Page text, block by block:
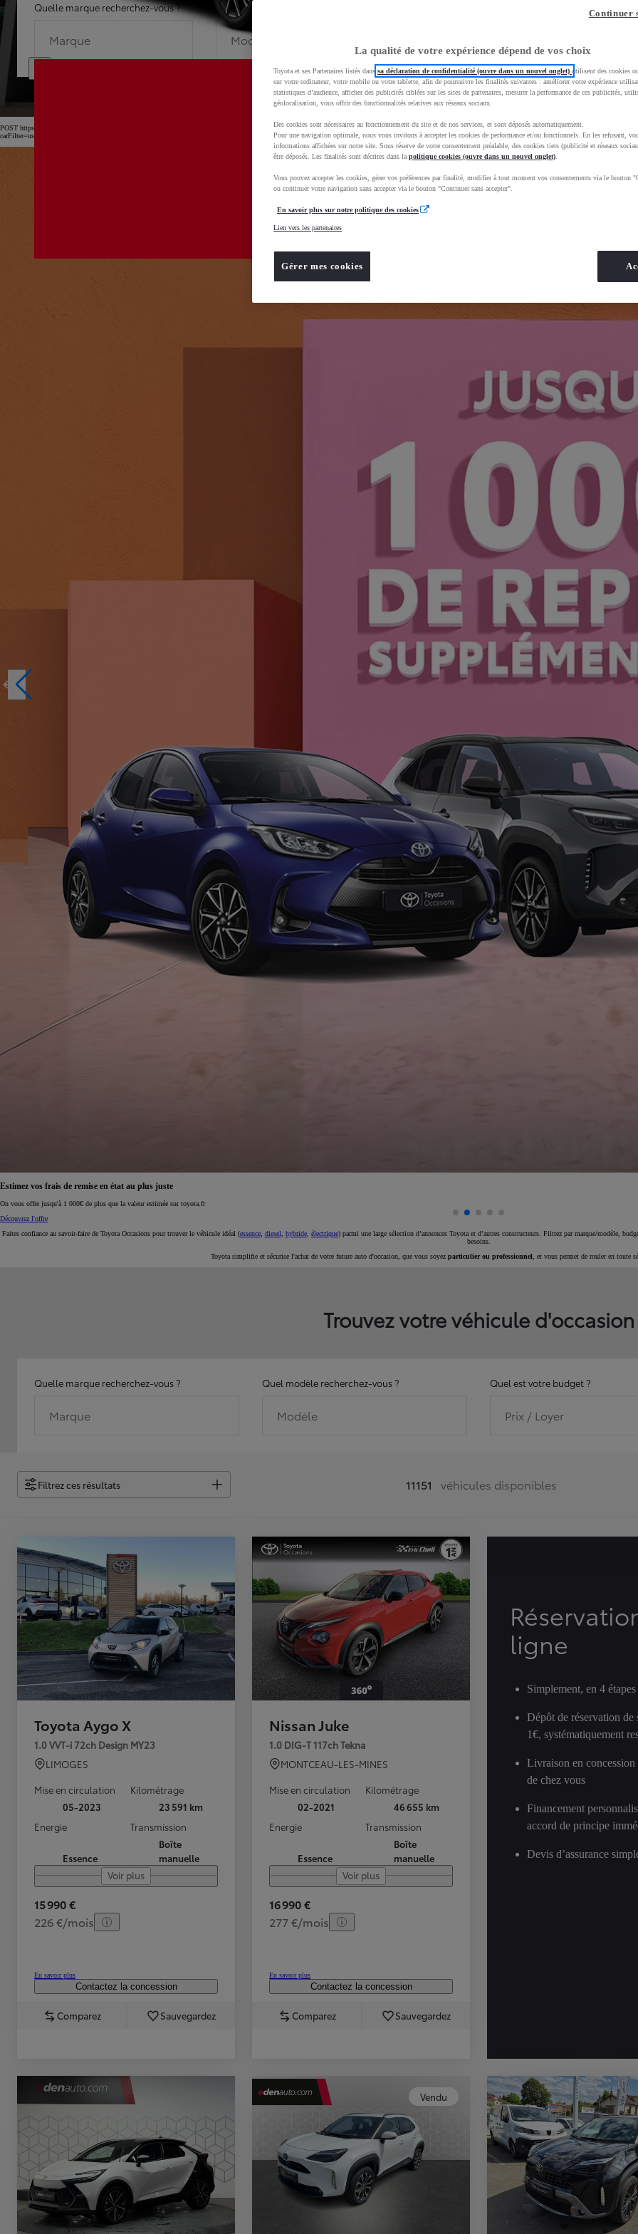
Nouvelle Yaris Cross
Disponible prochainement
TOYOTA C-HR
HYBRIDE OU HYBRIDE RECHARGEABLE
Quelle marque recherchez-vous ?
Marque
Quel modèle recherchez-vous ?
Modèle
Dans quelle
POST https://usc-webcomponents.toyota-europe.com/v1/car-filter-header/fr/fr?
Estimez vos frais de remise en état au plus juste
On vous offre jusqu'à 1 000€ de plus que la valeur estimée sur toyota.fr
Découvrez l'offre
Faites confiance au savoir-faire de Toyota Occasions pour trouver le véhicule idéal (essence, diesel hybride, électrique) parmi une large sélection d’annonces Toyota et d’autres constructeurs. Filtrez par marque/modèle,
besoins.
Toyota simplifie et sécurise l'achat de votre future auto d'occasion, que vous soyez particulier ou professionnel , et vous permet de rouler en toute
Trouvez votre véhicule d'occasion
Quelle marque recherchez-vous ?
Marque
Quel modèle recherchez-vous ?
Modèle
Quel est votre budget ?
Prix / Loyer
Filtrez ces résultats 11151 véhicules disponibles
Toyota Aygo X
1.0 VVT-i 72ch Design MY23
LIMOGES
Mise en circulation
05-2023
Kilométrage
23 591 km
Energie
Essence
Transmission
Boîte
manuelle
Voir plus
15 990 €
226 €/mois
En savoir plus
Contactez la concession
Comparez Sauvegardez
Nissan Juke
1.0 DIG-T 117ch Tekna
MONTCEAU-LES-MINES
Mise en circulation
02-2021
Kilométrage
46 655 km
Energie
Essence
Transmission
Boîte
manuelle
Voir plus
16 990 €
277 €/mois
En savoir plus
Contactez la concession
Comparez Sauvegardez
ligne
Simplement, en 4 étapes
Dépôt de réservation de
1€, systématiquement
Livraison en concession
de chez vous
Financement
accord de principe
Devis d’assurance
Vendu
La qualité de votre expérience dépend de vos choix
Toyota et ses Partenaires listés dans sa déclaration de confidentialité (ouvre dans un nouvel onglet) utilisent des cookies
sur votre ordinateur, votre mobile ou votre tablette, afin de poursuivre les finalités suivantes : améliorer votre expérience
statistiques d’audience, afficher des publicités ciblées sur les sites de partenaires, mesurer la performance de ces publicités,
géolocalisation, vous offrir des fonctionnalités relatives aux réseaux sociaux.
Des cookies sont nécessaires au fonctionnement du site et de nos services, et sont déposés automatiquement.
Pour une navigation optimale, nous vous invitons à accepter les cookies de performance et/ou fonctionnels. En les refusant,
informations affichées sur notre site. Sous réserve de votre consentement préalable, des cookies tiers (publicité et réseaux
être déposés. Les finalités sont décrites dans la politique cookies (ouvre dans un nouvel onglet)
Vous pouvez accepter les cookies, gérer vos préférences par finalité, modifier à tout moment vos consentements via le bouton
ou continuer votre navigation sans accepter via le bouton "Continuer sans accepter".
En savoir plus sur notre politique des cookies
Lien vers les partenaires
Gérer mes cookies
Continuer